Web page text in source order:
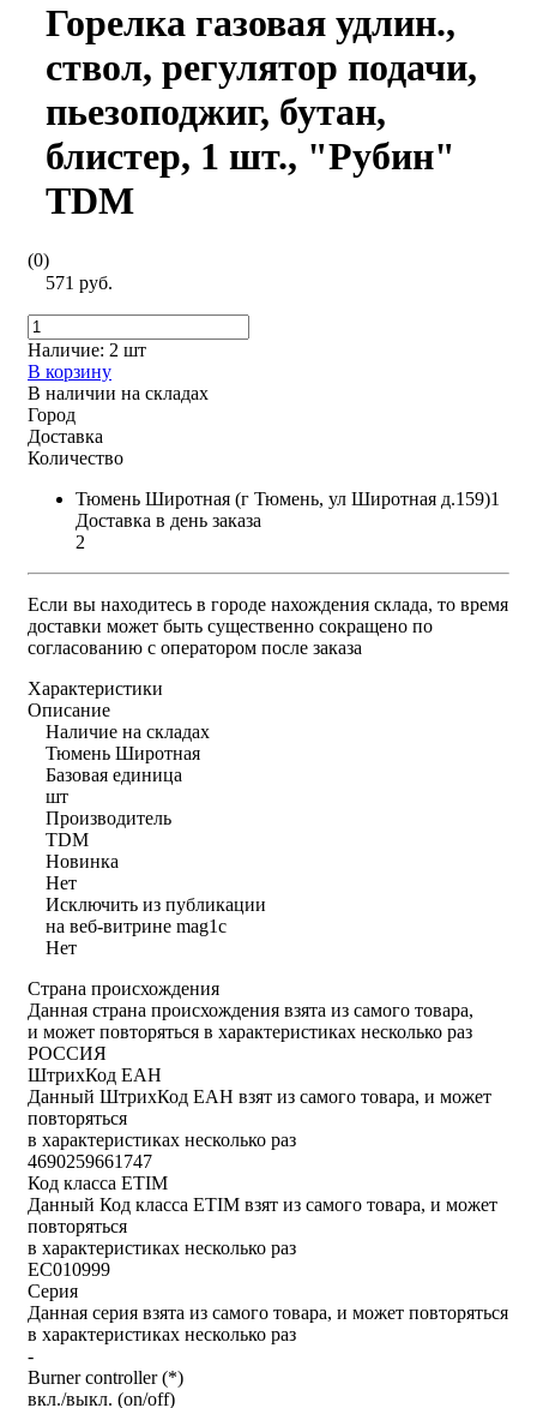
Горелка газовая удлин.,
ствол, регулятор подачи,
пьезоподжиг, бутан,
блистер, 1 шт., "Рубин"
TDM
(0)
571 руб.
Наличие: 2 шт
В корзину
В наличии на складах
Город
Доставка
Количество
Тюмень Широтная (г Тюмень, ул Широтная д.159)1
Доставка в день заказа
2
Если вы находитесь в городе нахождения склада, то время
доставки может быть существенно сокращено по
согласованию с оператором после заказа
Характеристики
Описание
Наличие на складах
Тюмень Широтная
Базовая единица
шт
Производитель
TDM
Новинка
Нет
Исключить из публикации
на веб-витрине mag1c
Нет
Страна происхождения
Данная страна происхождения взята из самого товара,
и может повторяться в характеристиках несколько раз
РОССИЯ
ШтрихКод ЕАН
Данный ШтрихКод ЕАН взят из самого товара, и может
повторяться
в характеристиках несколько раз
4690259661747
Код класса ETIM
Данный Код класса ETIM взят из самого товара, и может
повторяться
в характеристиках несколько раз
EC010999
Серия
Данная серия взята из самого товара, и может повторяться
в характеристиках несколько раз
-
Burner controller (*)
вкл./выкл. (on/off)